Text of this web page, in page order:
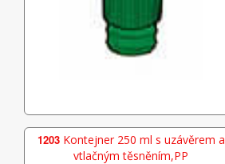
1203Kontejner 250 ml s uzávěrem a
vtlačným těsněním,PP